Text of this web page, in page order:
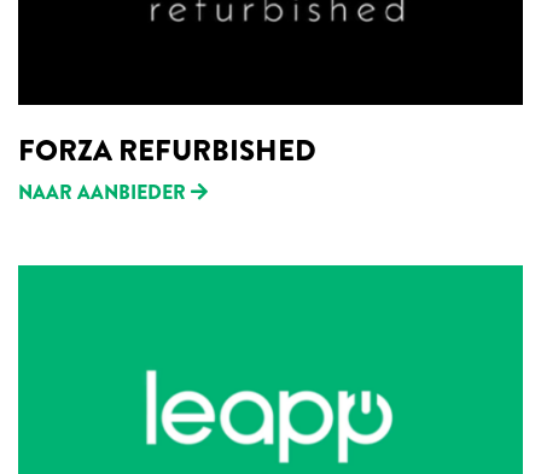
FORZA REFURBISHED
NAAR AANBIEDER